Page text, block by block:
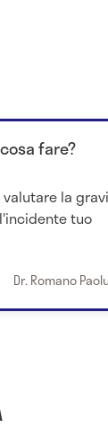
fare?
la
tuo
Dr. Romano